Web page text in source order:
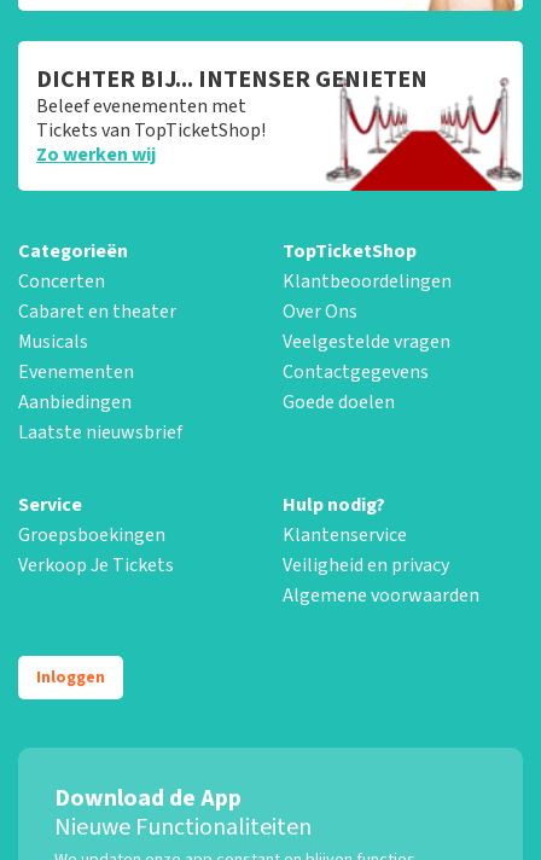
DICHTER BIJ... INTENSER GENIETEN
Beleef evenementen met
Tickets van TopTicketShop!
Zo werken wij
Categorieën
Concerten
Cabaret en theater
Musicals
Evenementen
Aanbiedingen
Laatste nieuwsbrief
TopTicketShop
Klantbeoordelingen
Over Ons
Veelgestelde vragen
Contactgegevens
Goede doelen
Service
Groepsboekingen
Verkoop Je Tickets
Hulp nodig?
Klantenservice
Veiligheid en privacy
Algemene voorwaarden
Inloggen
Download de App
Nieuwe Functionaliteiten